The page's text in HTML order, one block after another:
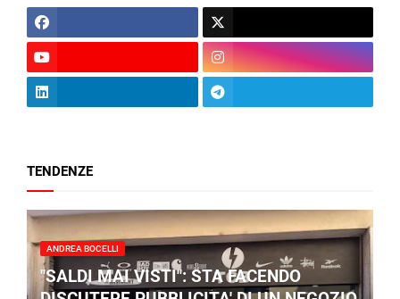
TENDENZE
ANDREA BOCELLI
"SALDI MAI VISTI": STA FACENDO